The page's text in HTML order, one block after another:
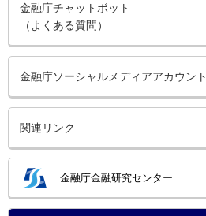
金融庁チャットボット
（よくある質問）
金融庁ソーシャルメディアアカウント
関連リンク
金融庁金融研究センター